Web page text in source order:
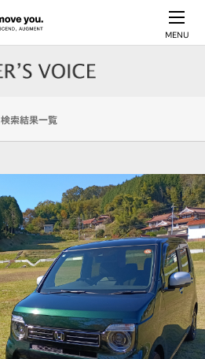
MENU
検索結果一覧